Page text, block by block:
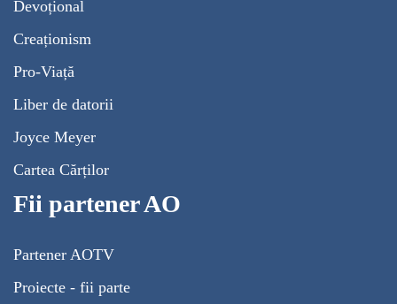
Devoțional
Creaționism
Pro-Viață
Liber de datorii
Joyce Meyer
Cartea Cărților
Fii partener AO
Partener AOTV
Proiecte - fii parte